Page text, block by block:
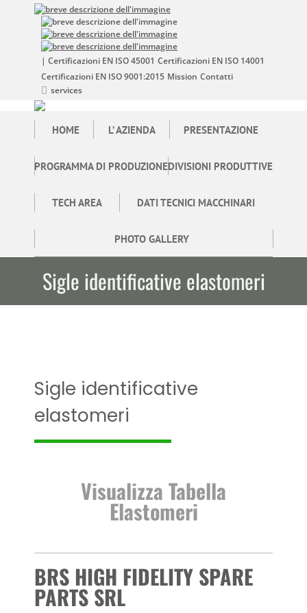
| Certificazioni EN ISO 45001 Certificazioni EN ISO 14001
Certificazioni EN ISO 9001:2015 Mission Contatti
services
HOME L’ AZIENDA PRESENTAZIONE
PROGRAMMA DI PRODUZIONEDIVISIONI PRODUTTIVE
TECH AREA DATI TECNICI MACCHINARI
PHOTO GALLERY
Sigle identificative elastomeri
Tu sei qui:
Sigle identificative
elastomeri
Visualizza Tabella
Elastomeri
BRS HIGH FIDELITY SPARE
PARTS SRL